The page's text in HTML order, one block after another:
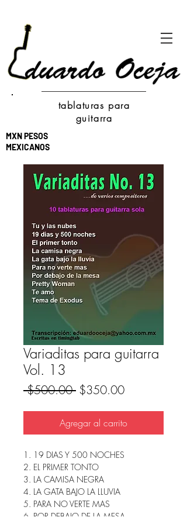
tablaturas para
guitarra
MXN PESOS
MEXICANOS
Variaditas para guitarra
Vol. 13
$500.00 Precio
$350.00Precio
oferta
Agregar al carrito
1. 19 DIAS Y 500 NOCHES
2. EL PRIMER TONTO
3. LA CAMISA NEGRA
4. LA GATA BAJO LA LLUVIA
5. PARA NO VERTE MAS
6. POR DEBAJO DE LA MESA